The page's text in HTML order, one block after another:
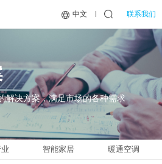
中文 联系我们
解决方案，满足市场的各种需求
智能家居 暖通空调